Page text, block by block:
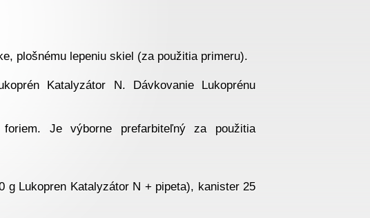
plošnému lepeniu skiel (za použitia primeru).
Katalyzátor N. Dávkovanie Lukoprénu
Je výborne prefarbiteľný za použitia
g Lukopren Katalyzátor N + pipeta), kanister 25